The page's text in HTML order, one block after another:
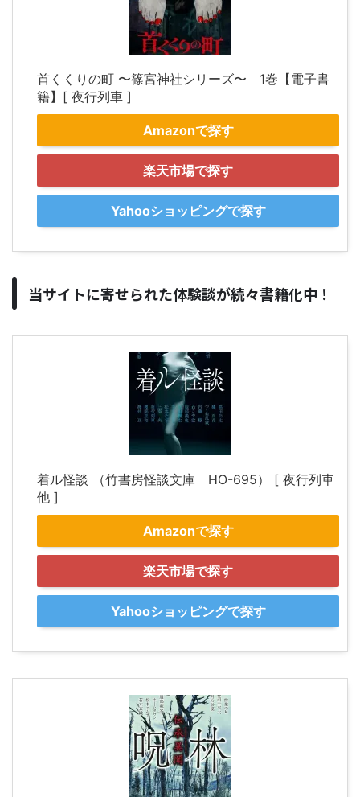
首くくりの町 〜篠宮神社シリーズ〜 1巻【電子書
籍】[ 夜行列車 ]
Amazonで探す
楽天市場で探す
Yahooショッピングで探す
当サイトに寄せられた体験談が続々書籍化中！
着ル怪談 （竹書房怪談文庫 HO-695） [ 夜行列車
他 ]
Amazonで探す
楽天市場で探す
Yahooショッピングで探す